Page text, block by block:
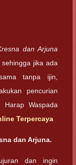
dan Arjuna
sehingga jika ada
tanpa ijin,
pencurian
Waspada
Terpercaya
dan Arjuna.
dan ingin